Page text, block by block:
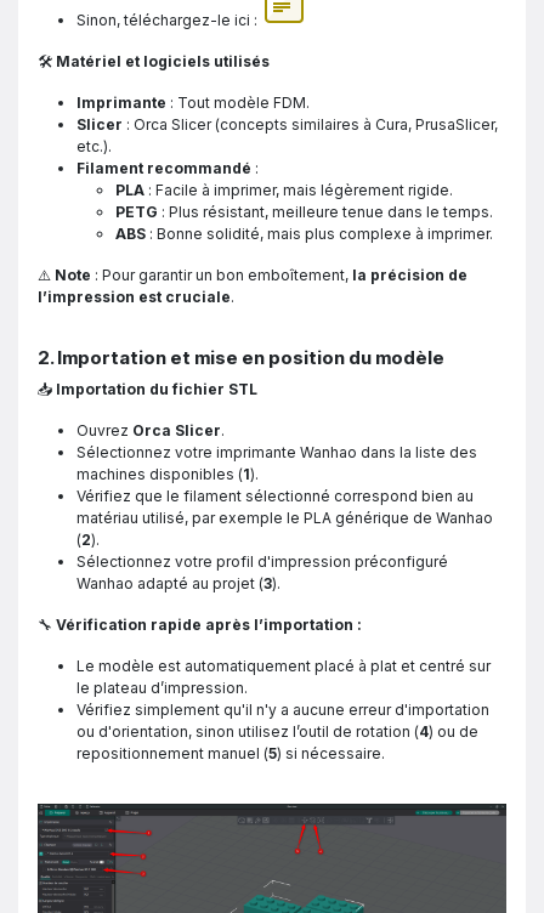
Sinon, téléchargez-le ici :
🛠 Matériel et logiciels utilisés
Imprimante : Tout modèle FDM.
Slicer : Orca Slicer (concepts similaires à Cura, PrusaSlicer,
etc.).
Filament recommandé :
PLA : Facile à imprimer, mais légèrement rigide.
PETG : Plus résistant, meilleure tenue dans le temps.
ABS : Bonne solidité, mais plus complexe à imprimer.
⚠️ Note : Pour garantir un bon emboîtement, la précision de
l’impression est cruciale.
2. Importation et mise en position du modèle
📥 Importation du fichier STL
Ouvrez Orca Slicer.
Sélectionnez votre imprimante Wanhao dans la liste des
machines disponibles (1).
Vérifiez que le filament sélectionné correspond bien au
matériau utilisé, par exemple le PLA générique de Wanhao
(2).
Sélectionnez votre profil d'impression préconfiguré
Wanhao adapté au projet (3).
🔧 Vérification rapide après l’importation :
Le modèle est automatiquement placé à plat et centré sur
le plateau d’impression.
Vérifiez simplement qu'il n'y a aucune erreur d'importation
ou d'orientation, sinon utilisez l’outil de rotation (4) ou de
repositionnement manuel (5) si nécessaire.